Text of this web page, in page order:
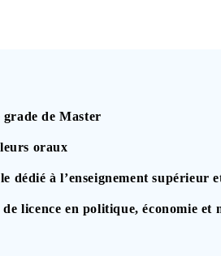
de Master
oraux
à l’enseignement supérieur
licence en politique, économie et